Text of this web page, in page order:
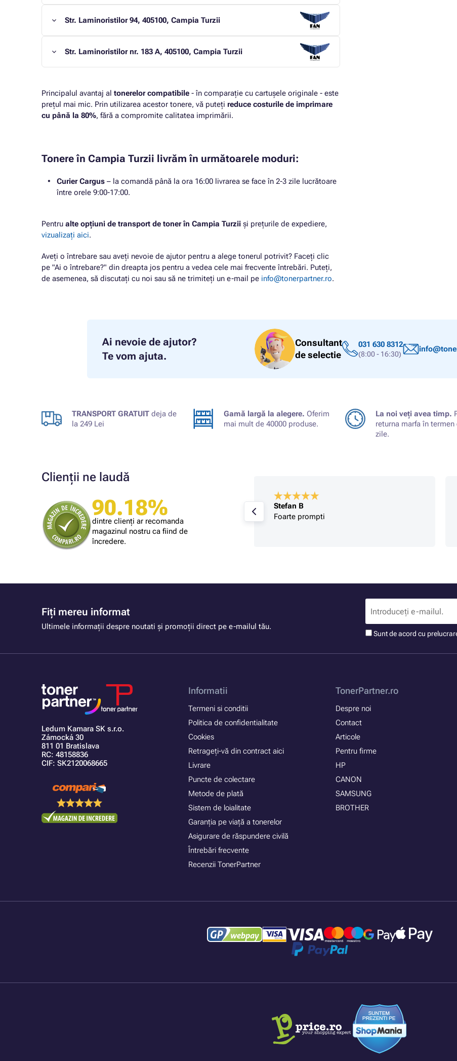
Str. Laminoristilor 94, 405100, Campia Turzii
Str. Laminoristilor nr. 183 A, 405100, Campia Turzii
Principalul avantaj al tonerelor compatibile - în comparație cu cartușele originale - este
prețul mai mic. Prin utilizarea acestor tonere, vă puteți reduce costurile de imprimare
cu până la 80%, fără a compromite calitatea imprimării.
Tonere în Campia Turzii livrăm în următoarele moduri:
Curier Cargus – la comandă până la ora 16:00 livrarea se face în 2-3 zile lucrătoare
între orele 9:00-17:00.
Pentru alte opțiuni de transport de toner în Campia Turzii și prețurile de expediere,
vizualizați aici.
Aveți o întrebare sau aveți nevoie de ajutor pentru a alege tonerul potrivit? Faceți clic
pe "Ai o întrebare?" din dreapta jos pentru a vedea cele mai frecvente întrebări. Puteți,
de asemenea, să discutați cu noi sau să ne trimiteți un e-mail pe info@tonerpartner.ro.
Ai nevoie de ajutor?
Te vom ajuta.
Consultant
de selectie
031 630 8312
(8:00 - 16:30)
TRANSPORT GRATUIT deja de
la 249 Lei
Gamă largă la alegere. Oferim
mai mult de 40000 produse.
La noi veți avea timp.
returna marfa în termen
zile.
Clienții ne laudă
90.18%
dintre clienți ar recomanda
magazinul nostru ca fiind de
încredere.
Cumpărătorul magazinului
Am gasit un produs la un pret imbatabil.
Stefan B
Foarte prompti
Fiți mereu informat
Ultimele informații despre noutati și promoții direct pe e-mailul tău.
Sunt de acord cu
Ledum Kamara SK s.r.o.
Zámocká 30
811 01 Bratislava
RC: 48158836
CIF: SK2120068665
Informatii
Termeni si conditii
Politica de confidentialitate
Cookies
Retrageți-vă din contract aici
Livrare
Puncte de colectare
Metode de plată
Sistem de loialitate
Garanția pe viață a tonerelor
Asigurare de răspundere civilă
Întrebări frecvente
Recenzii TonerPartner
TonerPartner.ro
Despre noi
Contact
Articole
Pentru firme
HP
CANON
SAMSUNG
BROTHER